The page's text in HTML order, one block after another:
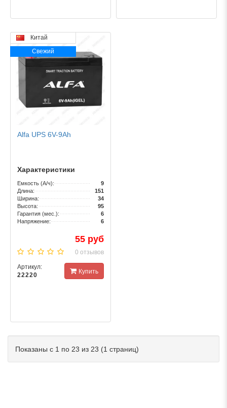
Китай
Свежий
Alfa UPS 6V-9Ah
Характеристики
Емкость (А/ч):
9
Длина:
151
Ширина:
34
Высота:
95
Гарантия (мес.):
6
Напряжение:
6
55 руб
0 отзывов
Артикул:
22220
Купить
Показаны с 1 по 23 из 23 (1 страниц)